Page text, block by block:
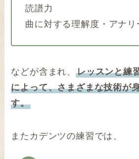
読譜力
曲に対する理解度・アナリ
などが含まれ、レッスンと練
によって、さまざまな技術が
す。
またカデンツの練習では、